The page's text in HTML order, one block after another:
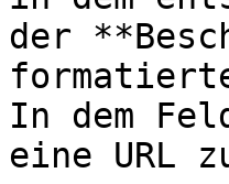
der
In dem
eine URL